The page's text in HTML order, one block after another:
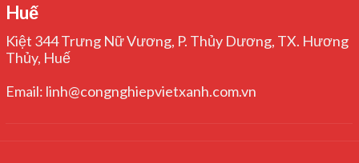
Huế
Kiệt 344 Trưng Nữ Vương, P. Thủy Dương, TX. Hương
Thủy, Huế
Email: linh@congnghiepvietxanh.com.vn